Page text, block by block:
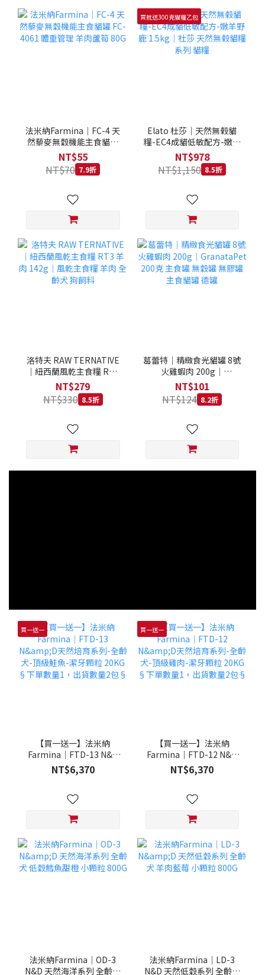
法米納Farmina｜FC-4 天
然藜麥無穀機能主食貓罐
FC-4061 體重管理 羊肉蘆
筍 80G
NT$55
NT$70 7.9折
買就送300克貓糧乙包
Elato 杜莎｜天然無榖貓
糧-EC4成貓低敏配方-嫩羊
野鹿 1.5kg｜杜莎 天然無
榖貓糧系列 貓糧
NT$978
NT$1,150 8.5折
洛特夫 RAW TERNATIVE
｜紐西蘭風乾主食糧 RT3
羊肉 142g｜風乾主食糧 羊
肉 全齡犬 狗飼料
NT$279
NT$330 8.5折
葛蕾特｜精緻食光貓罐 8號
火雞蝦肉 200g｜
GranataPet 200克 主食罐
無穀罐 無膠罐 主食貓罐 德
罐
NT$101
NT$124 8.2折
買一送一
【買一送一】法米納
Farmina｜FTD-13 N&D
天然培育系列-全齡犬-頂級
鮭魚-潔牙顆粒 20KG §下
NT$6,370
買一送一
【買一送一】法米納
Farmina｜FTD-12 N&D
天然培育系列-全齡犬-頂級
雞肉-潔牙顆粒 20KG §下
NT$6,370
法米納Farmina｜OD-3
N&D 天然海洋系列 全齡犬
法米納Farmina｜LD-3
N&D 天然低穀系列 全齡犬